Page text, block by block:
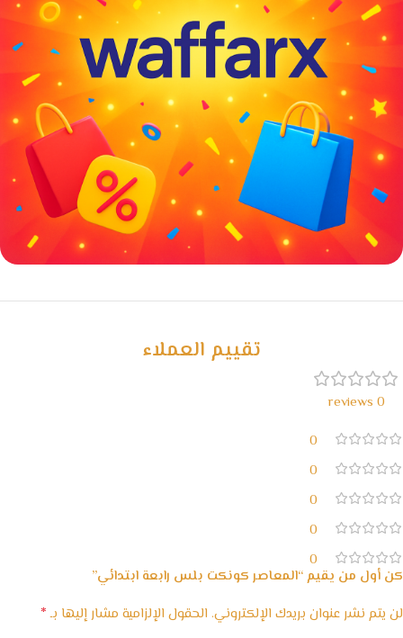
خصومات كبيرة
تقييم العملاء
0 reviews
0
0
0
0
0
كن أول من يقيم “المعاصر كونكت بلس رابعة ابتدائي”
لن يتم نشر عنوان بريدك الإلكتروني. الحقول الإلزامية مشار إليها بـ*